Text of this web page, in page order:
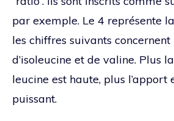
par exemple. Le 4 représente
les chiffres suivants
d’isoleucine et de valine. Plus
leucine est haute, plus l’apport
puissant.